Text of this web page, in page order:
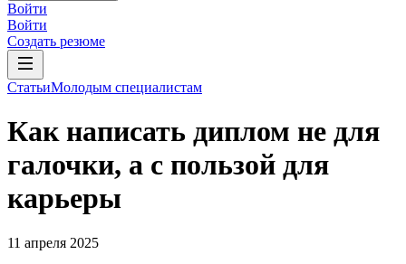
Войти
Войти
Создать резюме
СтатьиМолодым специалистам
Как написать диплом не для
галочки, а с пользой для
карьеры
11 апреля 2025